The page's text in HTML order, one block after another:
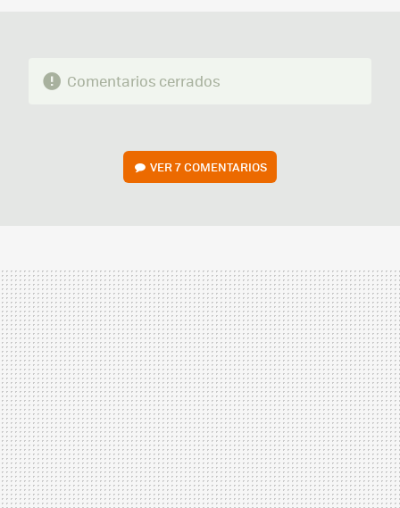
Comentarios cerrados
VER7 COMENTARIOS